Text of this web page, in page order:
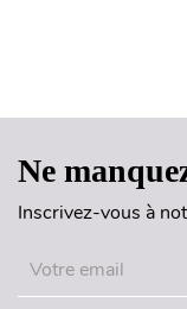
Ne
Inscrivez-vous à